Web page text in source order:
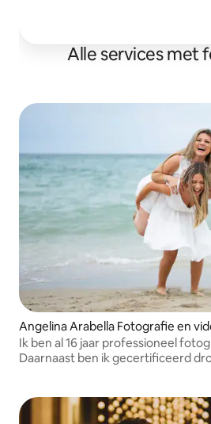
Alle services met
Angelina Arabella Fotografie en
Ik ben al 16 jaar professioneel
Daarnaast ben ik gecertificeerd